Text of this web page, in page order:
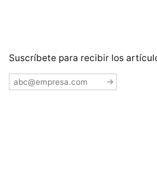
Suscríbete para recibir los